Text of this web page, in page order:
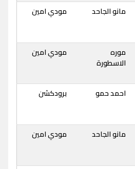
مانو الجاحد مودي امين
موره
الاسطورة
مودي امين
احمد حمو برودكشن
مانو الجاحد مودي امين